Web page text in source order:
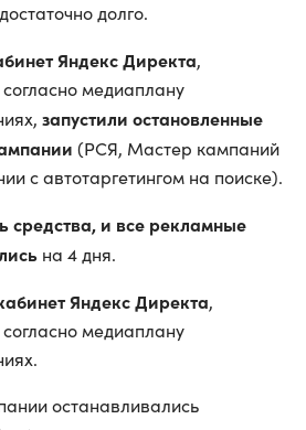
долго.
Яндекс Директа,
медиаплану
запустили остановленные
(РСЯ, Мастер кампаний
с автотаргетингом на поиске).
средства, и все рекламные
на 4 дня.
Яндекс Директа,
медиаплану
останавливались